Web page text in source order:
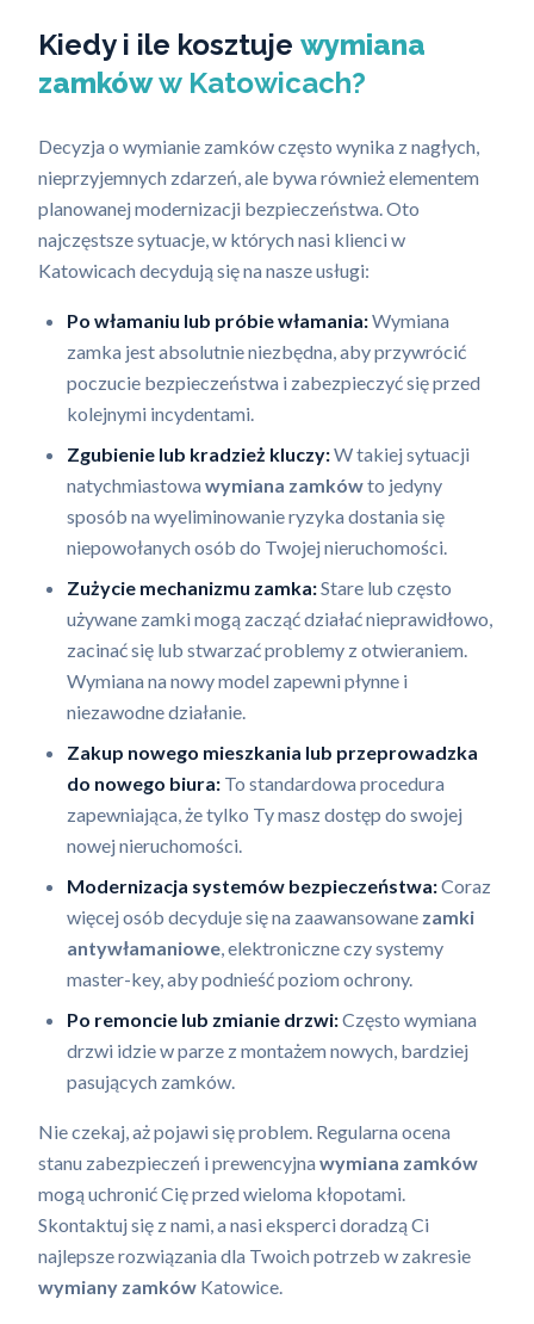
Kiedy i ile kosztuje wymiana
zamkóww Katowicach?
Decyzja o wymianie zamków często wynika z nagłych,
nieprzyjemnych zdarzeń, ale bywa również elementem
planowanej modernizacji bezpieczeństwa. Oto
najczęstsze sytuacje, w których nasi klienci w
Katowicach decydują się na nasze usługi:
Po włamaniu lub próbie włamania:Wymiana
zamka jest absolutnie niezbędna, aby przywrócić
poczucie bezpieczeństwa i zabezpieczyć się przed
kolejnymi incydentami.
Zgubienie lub kradzież kluczy:W takiej sytuacji
natychmiastowa wymiana zamkówto jedyny
sposób na wyeliminowanie ryzyka dostania się
niepowołanych osób do Twojej nieruchomości.
Zużycie mechanizmu zamka:Stare lub często
używane zamki mogą zacząć działać nieprawidłowo,
zacinać się lub stwarzać problemy z otwieraniem.
Wymiana na nowy model zapewni płynne i
niezawodne działanie.
Zakup nowego mieszkania lub przeprowadzka
do nowego biura: To standardowa procedura
zapewniająca, że tylko Ty masz dostęp do swojej
nowej nieruchomości.
Modernizacja systemów bezpieczeństwa:Coraz
więcej osób decyduje się na zaawansowane zamki
antywłamaniowe, elektroniczne czy systemy
master-key, aby podnieść poziom ochrony.
Po remoncie lub zmianie drzwi:Często wymiana
drzwi idzie w parze z montażem nowych, bardziej
pasujących zamków.
Nie czekaj, aż pojawi się problem. Regularna ocena
stanu zabezpieczeń i prewencyjna wymiana zamków
mogą uchronić Cię przed wieloma kłopotami.
Skontaktuj się z nami, a nasi eksperci doradzą Ci
najlepsze rozwiązania dla Twoich potrzeb w zakresie
wymiany zamków Katowice.